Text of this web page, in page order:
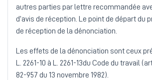
autres parties par lettre recommandée
d’avis de réception. Le point de départ du
de réception de la dénonciation.
Les effets de la dénonciation sont ceux
L. 2261-10 à L. 2261-13du Code du travail
82-957 du 13 novembre 1982).